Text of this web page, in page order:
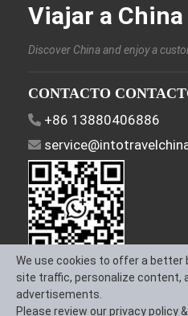
Viajar a China
Discover China and enjoy a
CONTACTO
+86 13880406886
Síguenos
We use cookies to offer a better
site traffic, personalize content,
advertisements.
Please review our privacy policy